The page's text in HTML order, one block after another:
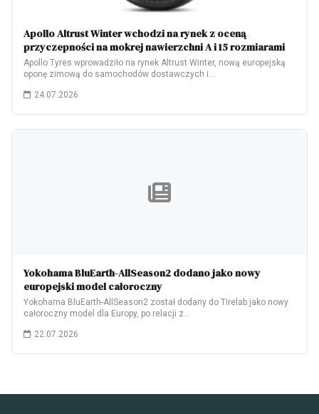
Apollo Altrust Winter wchodzi na rynek z oceną
przyczepności na mokrej nawierzchni A i 15 rozmiarami
Apollo Tyres wprowadziło na rynek Altrust Winter, nową europejską
oponę zimową do samochodów dostawczych i…
24.07.2026
Yokohama BluEarth-AllSeason2 dodano jako nowy
europejski model całoroczny
Yokohama BluEarth-AllSeason2 został dodany do Tirelab jako nowy
całoroczny model dla Europy, po relacji z…
22.07.2026